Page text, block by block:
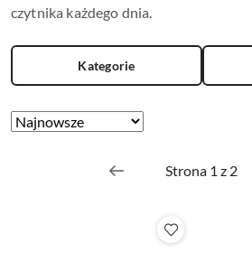
czytnika każdego dnia.
Kategorie
Zastosowano
Sortuj